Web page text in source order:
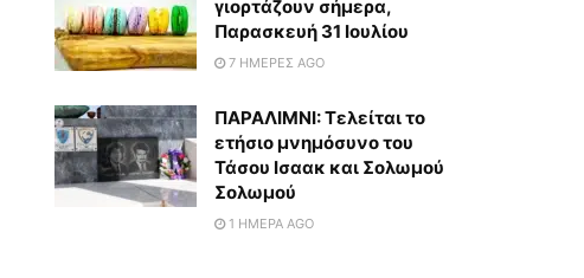
γιορτάζουν σήμερα,
Παρασκευή 31 Ιουλίου
7 ΗΜΈΡΕΣ AGO
ΠΑΡΑΛΙΜΝΙ: Τελείται το
ετήσιο μνημόσυνο του
Τάσου Ισαακ και Σολωμού
Σολωμού
1 ΗΜΈΡΑ AGO